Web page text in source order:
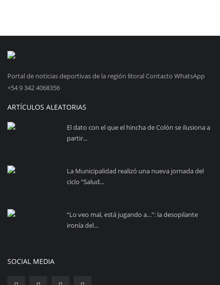
Portal de noticias deportivas de la región litoral Contacto WhatsApp
+54 9 342 4068356
ARTÍCULOS ALEATORIAS
El dato con el que el hincha de Colón se ilusiona a
partir...
La Municipalidad realizó una nueva jornada del
ciclo “Salud...
“Lo veo mal, está jugando a…”: la desopilante
ironía del...
SOCIAL MEDIA